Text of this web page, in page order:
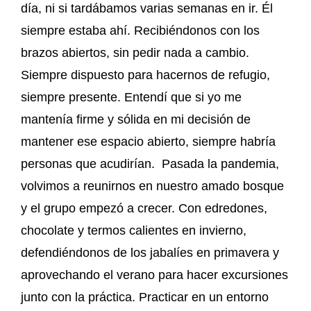
día, ni si tardábamos varias semanas en ir. Él
siempre estaba ahí. Recibiéndonos con los
brazos abiertos, sin pedir nada a cambio.
Siempre dispuesto para hacernos de refugio,
siempre presente. Entendí que si yo me
mantenía firme y sólida en mi decisión de
mantener ese espacio abierto, siempre habría
personas que acudirían. Pasada la pandemia,
volvimos a reunirnos en nuestro amado bosque
y el grupo empezó a crecer. Con edredones,
chocolate y termos calientes en invierno,
defendiéndonos de los jabalíes en primavera y
aprovechando el verano para hacer excursiones
junto con la práctica. Practicar en un entorno